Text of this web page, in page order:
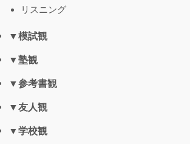
リスニング
▼模試観
▼塾観
▼参考書観
▼友人観
▼学校観